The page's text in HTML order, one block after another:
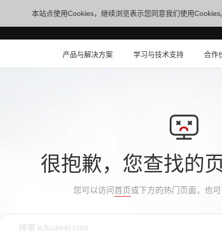
本站点使用Cookies，继续浏览表示您同意我们使用Cookies
产品与解决方案 学习与技术支持 合作
很抱歉，您查找的
您可以访问 首页或下方的热门页面，也